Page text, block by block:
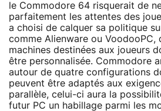
le Commodore 64 risquerait de
parfaitement les attentes des
a choisi de calquer sa politique
comme Alienware ou VoodooPC,
machines destinées aux joueurs
être personnalisée. Commodore
autour de quatre configurations
peuvent être adaptés aux
parallèle, celui-ci aura la
futur PC un habillage parmi les